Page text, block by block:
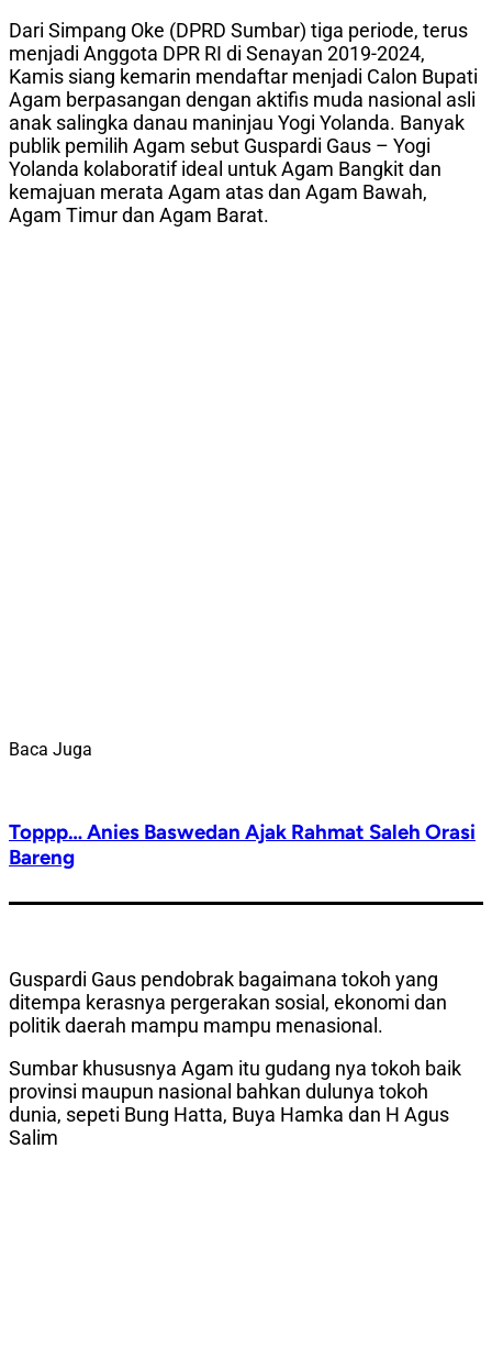
Dari Simpang Oke (DPRD Sumbar) tiga periode, terus
menjadi Anggota DPR RI di Senayan 2019-2024,
Kamis siang kemarin mendaftar menjadi Calon Bupati
Agam berpasangan dengan aktifis muda nasional asli
anak salingka danau maninjau Yogi Yolanda. Banyak
publik pemilih Agam sebut Guspardi Gaus – Yogi
Yolanda kolaboratif ideal untuk Agam Bangkit dan
kemajuan merata Agam atas dan Agam Bawah,
Agam Timur dan Agam Barat.
Baca Juga
Toppp… Anies Baswedan Ajak Rahmat Saleh Orasi
Bareng
Guspardi Gaus pendobrak bagaimana tokoh yang
ditempa kerasnya pergerakan sosial, ekonomi dan
politik daerah mampu mampu menasional.
Sumbar khususnya Agam itu gudang nya tokoh baik
provinsi maupun nasional bahkan dulunya tokoh
dunia, sepeti Bung Hatta, Buya Hamka dan H Agus
Salim